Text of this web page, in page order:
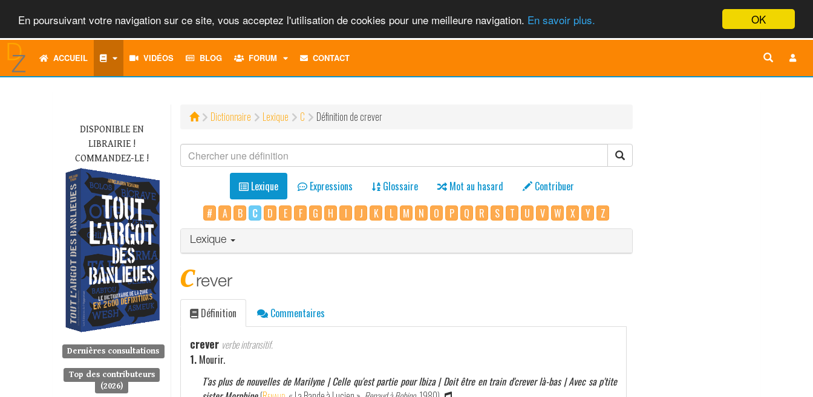
OK
En poursuivant votre navigation sur ce site, vous acceptez l'utilisation de cookies pour une meilleure navigation. En savoir plus.
ACCUEIL VIDÉOS BLOG FORUM
TOGGLECONTACT
DISPONIBLE EN
LIBRAIRIE !
COMMANDEZ-LE !
Dernières consultations
Top des contributeurs
(2026)
Dictionnaire Lexique C Définition de crever
Lexique Expressions Glossaire Mot au hasard
Contribuer
#
A B C D E F G H I J K L M N O P Q R S T U V W X Y Z
Lexique
crever
Définition Commentaires
crever verbe intransitif.
1. Mourir.
T'as plus de nouvelles de Marilyne | Celle qu'est partie pour Ibiza | Doit être en train d'crever là-bas | Avec sa p'tite